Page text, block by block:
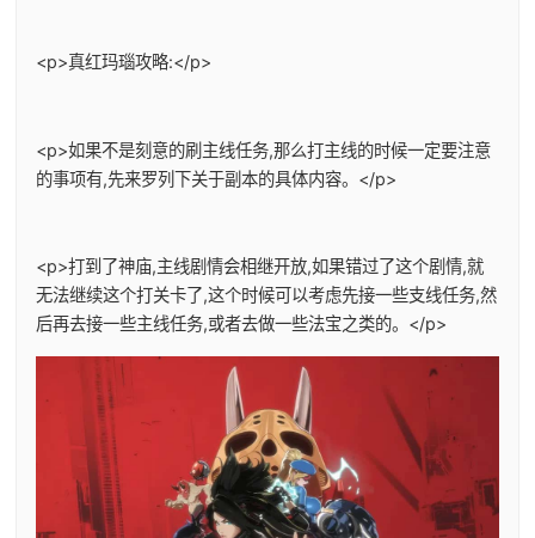
<p>真红玛瑙攻略:</p>
<p>如果不是刻意的刷主线任务,那么打主线的时候一定要注意
的事项有,先来罗列下关于副本的具体内容。</p>
<p>打到了神庙,主线剧情会相继开放,如果错过了这个剧情,就
无法继续这个打关卡了,这个时候可以考虑先接一些支线任务,然
后再去接一些主线任务,或者去做一些法宝之类的。</p>